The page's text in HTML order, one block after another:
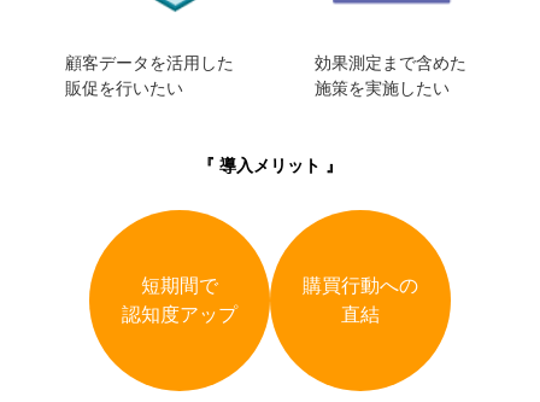
顧客データを活用した
販促を行いたい
効果測定まで含めた
施策を実施したい
『 導入メリット 』
短期間で
認知度アップ
購買行動への
直結